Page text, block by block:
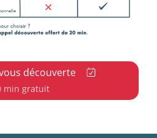
découverte
min gratuit